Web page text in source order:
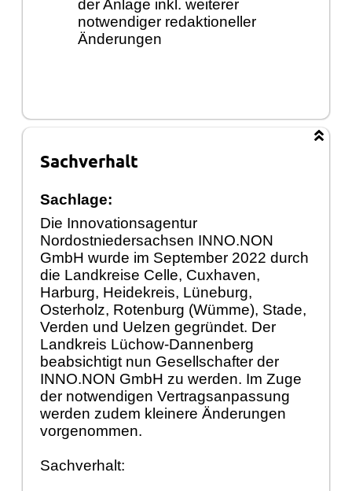
der Anlage inkl. weiterer
notwendiger redaktioneller
Änderungen
Sachverhalt
Sachlage:
Die Innovationsagentur
Nordostniedersachsen INNO.NON
GmbH wurde im September 2022 durch
die Landkreise Celle, Cuxhaven,
Harburg, Heidekreis, Lüneburg,
Osterholz, Rotenburg (Wümme), Stade,
Verden und Uelzengegründet. Der
Landkreis Lüchow-Dannenberg
beabsichtigt nun Gesellschafter der
INNO.NON GmbH zu werden. Im Zuge
der notwendigen Vertragsanpassung
werden zudem kleinere Änderungen
vorgenommen.
Sachverhalt: